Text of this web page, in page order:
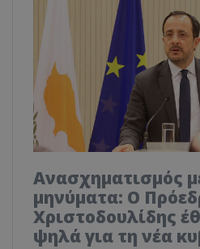
Ανασχηματισμός
μηνύματα: Ο
Χριστοδουλίδης
ψηλά για τη νέα